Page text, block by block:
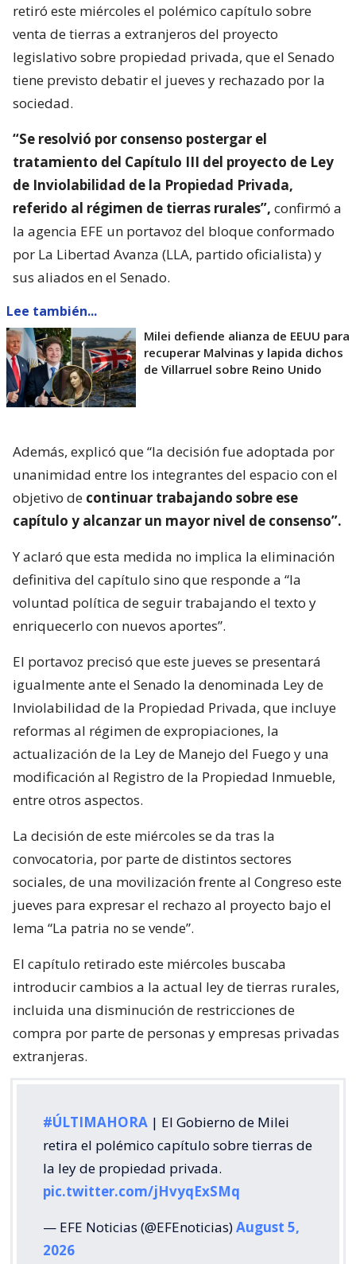
retiró este miércoles el polémico capítulo sobre
venta de tierras a extranjeros del proyecto
legislativo sobre propiedad privada, que el Senado
tiene previsto debatir el jueves y rechazado por la
sociedad.
“Se resolvió por consenso postergar el
tratamiento del Capítulo III del proyecto de Ley
de Inviolabilidad de la Propiedad Privada,
referido al régimen de tierras rurales”, confirmó a
la agencia EFE un portavoz del bloque conformado
por La Libertad Avanza (LLA, partido oficialista) y
sus aliados en el Senado.
Lee también...
Milei defiende alianza de EEUU para
recuperar Malvinas y lapida dichos
de Villarruel sobre Reino Unido
Además, explicó que “la decisión fue adoptada por
unanimidad entre los integrantes del espacio con el
objetivo de continuar trabajando sobre ese
capítulo y alcanzar un mayor nivel de consenso”.
Y aclaró que esta medida no implica la eliminación
definitiva del capítulo sino que responde a “la
voluntad política de seguir trabajando el texto y
enriquecerlo con nuevos aportes”.
El portavoz precisó que este jueves se presentará
igualmente ante el Senado la denominada Ley de
Inviolabilidad de la Propiedad Privada, que incluye
reformas al régimen de expropiaciones, la
actualización de la Ley de Manejo del Fuego y una
modificación al Registro de la Propiedad Inmueble,
entre otros aspectos.
La decisión de este miércoles se da tras la
convocatoria, por parte de distintos sectores
sociales, de una movilización frente al Congreso este
jueves para expresar el rechazo al proyecto bajo el
lema “La patria no se vende”.
El capítulo retirado este miércoles buscaba
introducir cambios a la actual ley de tierras rurales,
incluida una disminución de restricciones de
compra por parte de personas y empresas privadas
extranjeras.
#ÚLTIMAHORA | El Gobierno de Milei
retira el polémico capítulo sobre tierras de
la ley de propiedad privada.
pic.twitter.com/jHvyqExSMq
— EFE Noticias (@EFEnoticias)August 5,
2026